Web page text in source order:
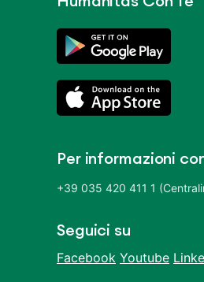
Per informazioni
+39 035 420 411 1
Seguici su
Facebook Youtube